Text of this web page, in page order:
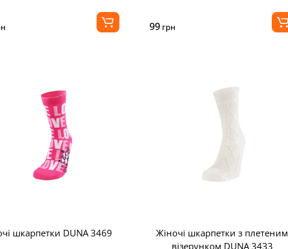
99грн
шкарпетки DUNA 3469
Жіночі шкарпетки з плетеним
візерунком DUNA 3433